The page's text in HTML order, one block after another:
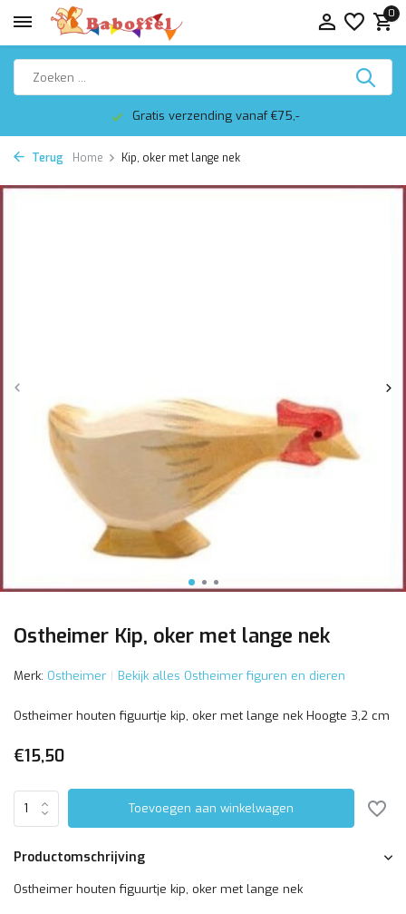
0
Gratis verzending vanaf €75,-
Terug Home Kip, oker met lange nek
Ostheimer Kip, oker met lange nek
Merk: Ostheimer Bekijk alles Ostheimer figuren en dieren
Ostheimer houten figuurtje kip, oker met lange nek Hoogte 3,2 cm
€15,50
Toevoegen aan winkelwagen
Productomschrijving
Ostheimer houten figuurtje kip, oker met lange nek